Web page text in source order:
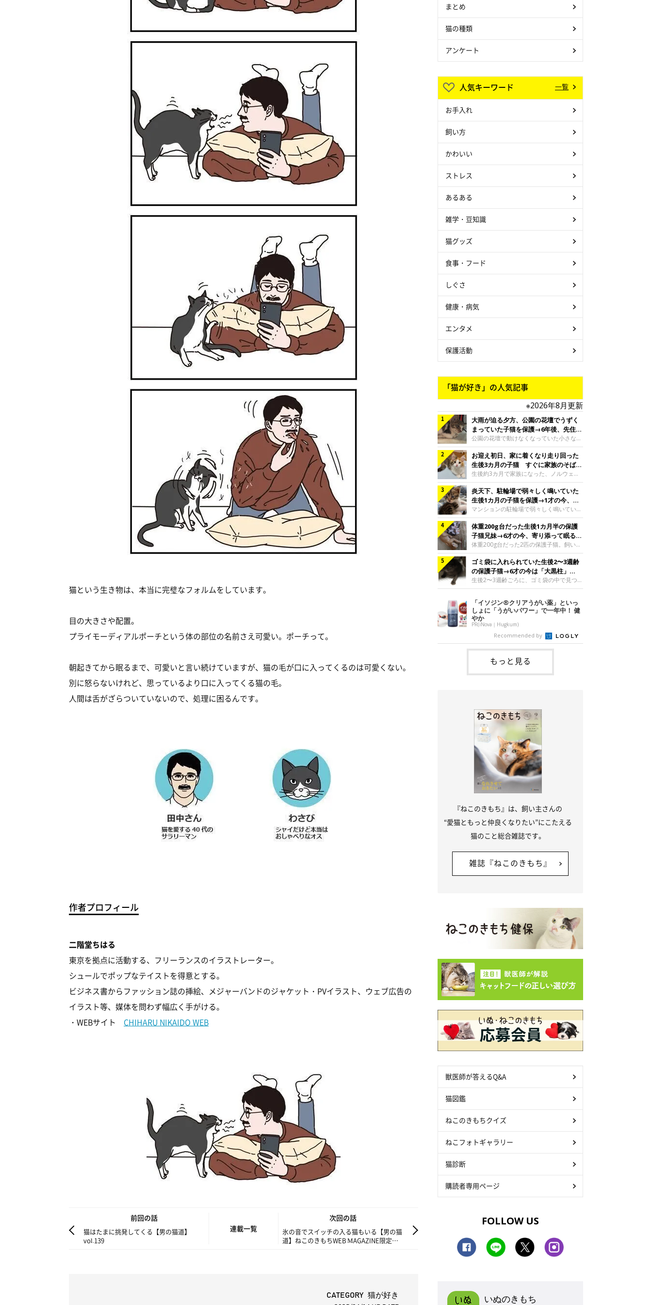
猫という生き物は、本当に完璧なフォルムをしています。
目の大きさや配置。
プライモーディアルポーチという体の部位の名前さえ可愛い。ポーチって。
朝起きてから眠るまで、可愛いと言い続けていますが、猫の毛が口に入ってくるのは可愛くない。
別に怒らないけれど、思っているより口に入ってくる猫の毛。
人間は舌がざらついていないので、処理に困るんです。
作者プロフィール
二階堂ちはる
東京を拠点に活動する、フリーランスのイラストレーター。
シュールでポップなテイストを得意とする。
ビジネス書からファッション誌の挿絵、メジャーバンドのジャケット・PVイラスト、ウェブ広告の
イラスト等、媒体を問わず幅広く手がける。
・WEBサイト CHIHARU NIKAIDO WEB
前回の話
猫はたまに挑発してくる【男の猫道】
vol.139
連載一覧
次回の話
氷の音でスイッチの入る猫もいる【男の猫
道】ねこのきもちWEB MAGAZINE限定話
CATEGORY 猫が好き
まとめ
猫の種類
アンケート
人気キーワード 一覧
お手入れ
飼い方
かわいい
ストレス
あるある
雑学・豆知識
猫グッズ
食事・フード
しぐさ
健康・病気
エンタメ
保護活動
「猫が好き」の人気記事
※2026年8月更新
大雨が迫る夕方、公園の花壇でうずく
まっていた子猫を保護→6年後、先住猫
と“姉妹”のような関係に
公園の花壇で動けなくなっていた小さな子
猫。家族に迎えられてから6年、先住猫と
の間には深い絆が育まれていました。保護
当時のティダちゃん。
@muumuu62197189紹介するのは、
X（旧Twitter）ユーザー
@muumuu62197189さんの愛猫・ティダ
ちゃん（取材時6才）の成長記録です。こ
ちらは、生後3カ月ごろのティダちゃん。
飼い主さんが出会ったのは、夜から大雨に
なると予報されていた日の夕方でした。花
壇で動けずにいた子猫保護したばかりのテ
ィダちゃん。@muumuu62197189飼い主
さんは、公園の
お迎え初日、家に着くなり走り回った
生後3カ月の子猫 すぐに家族のそばで
落ち着く姿に「迎えてよかった」
生後約3カ月で家族になった、ノルウェー
ジャンフォレストキャットの子猫。お迎え
翌日には、すでに家でくつろぐ様子を見せ
ていました。お迎え翌日、ベッドでうとう
とするむうちゃんお迎え翌日のむうちゃ
ん。@umimugi0304紹介するのは、
Instagramユーザー@umimugi0304さんの
愛猫・むうちゃん（撮影時、生後約3カ月
／ノルウェージャンフォレストキャッ
ト）。こちらは、お迎え翌日に撮影された
一枚。ゴハンをお腹いっぱい食べたむうち
ゃんは眠くなり、飼い主さん夫婦のベッド
でうとうとし始めたのだとか。飼い主さ
炎天下、駐輪場で弱々しく鳴いていた
生後1カ月の子猫を保護→1才の今、筋
肉質でツンデレなコに成長
マンションの駐輪場で弱々しく鳴いてい
た、生後1カ月ほどの子猫。家族に迎えら
れてから1年、体も行動も大きく成長しま
した。炎天下の駐輪場で鳴いていた小さな
子猫保護当時のモモちゃん。@Kingponzu
紹介するのは、X（旧Twitter）ユーザー
@Kingponzuさんの愛猫・モモちゃん（取
材時1才）の成長記録です。こちらは、モ
モちゃんが生後1カ月ごろに撮影された一
枚。飼い主さんの自宅マンションの駐輪場
です。子猫時代のモモちゃん。
@Kingponzuその日は気温が35℃を
体重200g台だった生後1カ月半の保護
子猫兄妹→6才の今、寄り添って眠る姿
にほっこり！
体重200g台だった2匹の保護子猫。飼い主
さんの家族になってから6年、ともに成長
するなかで、2匹の関係にも少しずつ変化
が見られました。家族になったばかりの小
さな兄妹猫（写真上から）妹猫・てんちゃ
ん、兄猫・ラムくん。@ten_ramu紹介す
るのは、X（旧Twitter）ユーザー
@ten_ramuさんの愛猫・ラムくんとてん
ちゃん（ともに取材時6才）の成長記録で
す。この写真は、お迎えして間もない生後
1カ月半ごろの2匹。当時、ラムくんは260
グラム、てんちゃんは209グラムと、どち
らもとても小さな体でした。2匹
ゴミ袋に入れられていた生後2〜3週齢
の保護子猫→6才の今は「大黒柱」
に！ 美しい黒猫に成長した姿にグッ
とくる
生後2〜3週齢ごろに、ゴミ袋の中で見つか
った小さな命。ミルクから育てられたその
子猫は今、家族に欠かせない存在へと成長
しました。ゴミ袋の中で見つかった、ミニ
モグラのような子猫よちよち歩きをしてい
たころの、生後2〜3週齢ごろのドンちゃ
ん。@doddou_1今回紹介するのは、
X（旧Twitter）ユーザー@doddou_1さん
の愛猫・ドンちゃん（取材時、推定6才／
本名：ドミトリー・ドンスコイ）。ドンち
ゃんは、保護猫でした。ドンちゃんが見つ
かったのは、飼い主さんの姉の勤め先の敷
「イソジン®クリアうがい薬」といっ
しょに「うがいパワー」で一年中！ 健
やか
PR(iNova｜Hugkum)
Recommended by
もっと見る
『ねこのきもち』は、飼い主さんの
“愛猫ともっと仲良くなりたい”にこたえる
猫のこと総合雑誌です。
雑誌『ねこのきもち』
獣医師が答えるQ&A
猫図鑑
ねこのきもちクイズ
ねこフォトギャラリー
猫診断
購読者専用ページ
FOLLOW US
いぬのきもち